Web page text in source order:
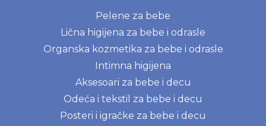
Pelene za bebe
Lična higijena za bebe i odrasle
Organska kozmetika za bebe i odrasle
Intimna higijena
Aksesoari za bebe i decu
Odeća i tekstil za bebe i decu
Posteri i igračke za bebe i decu